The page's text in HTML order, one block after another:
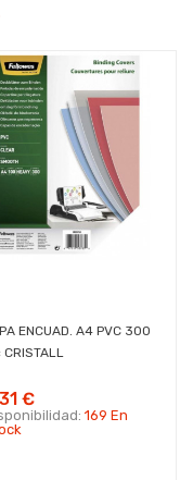
ENCUAD. A4 PVC 300
CRISTALL
€
169 En